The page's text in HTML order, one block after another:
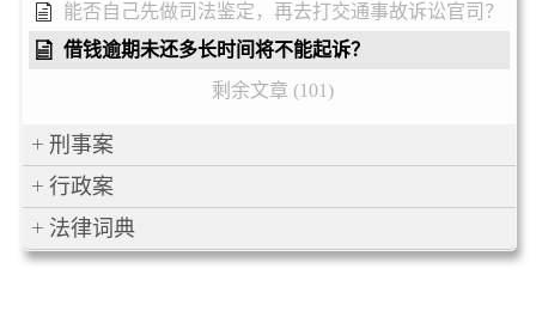
能否自己先做司法鉴定，再去打交通事故诉讼官司？
借钱逾期未还多长时间将不能起诉？
剩余文章 (101)
刑事案
行政案
法律词典